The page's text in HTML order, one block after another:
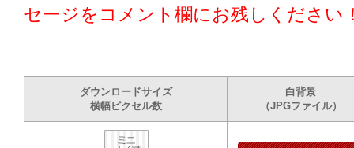
セージをコメント欄にお残しください
ダウンロードサイズ
横幅ピクセル数
白背景
（JPGファイル）